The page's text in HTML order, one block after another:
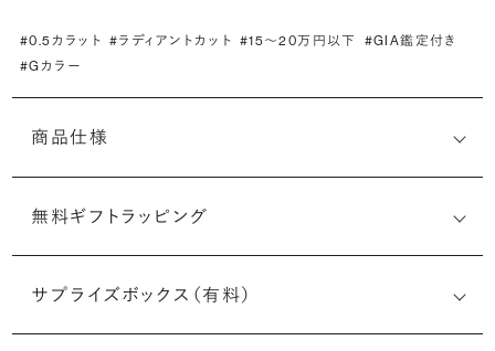
#0.5カラット #ラディアントカット #15〜20万円以下 #GIA鑑定付き
#Gカラー
商品仕様
無料ギフトラッピング
サプライズボックス（有料）